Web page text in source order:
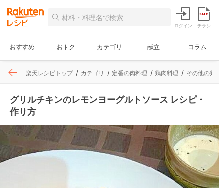
ログイン チラシ
おすすめ おトク カテゴリ 献立 コラム
楽天レシピトップ カテゴリ 定番の肉料理 鶏肉料理 その他の鶏
グリルチキンのレモンヨーグルトソース レシピ・
作り方